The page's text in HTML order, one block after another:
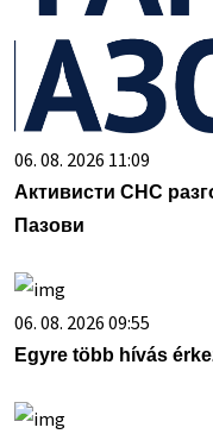
06. 08. 2026 11:09
Активисти СНС
Пазови
06. 08. 2026 09:55
Egyre több hívás